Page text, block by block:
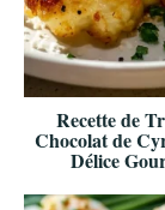
Recette de
Chocolat de
Délice